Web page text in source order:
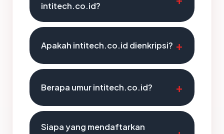
intitech.co.id?
Apakah intitech.co.id dienkripsi?
Berapa umur intitech.co.id?
Siapa yang mendaftarkan